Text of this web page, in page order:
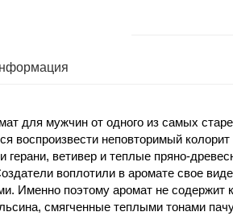
для мужчин от одного из самых
неповторимый
ветивер и теплые пряно-
воплотили в аромате свое
Именно поэтому аромат не содержит
смягченные теплыми тонами